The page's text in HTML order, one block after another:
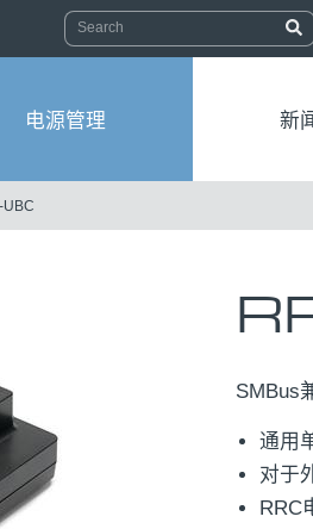
电源管理 新
UBC
SMBus
通用
对于
RRC